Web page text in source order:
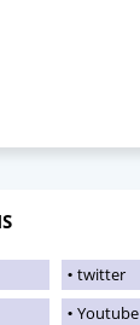
twitter
Youtube